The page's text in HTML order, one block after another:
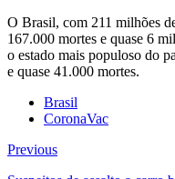
O Brasil, com 211 milhões
167.000 mortes e quase 6
o estado mais populoso do
e quase 41.000 mortes.
Brasil
CoronaVac
Previous